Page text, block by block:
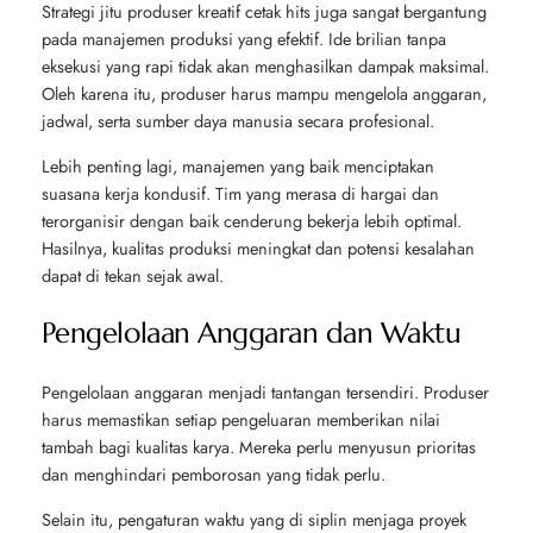
Strategi jitu produser kreatif cetak hits juga sangat bergantung
pada manajemen produksi yang efektif. Ide brilian tanpa
eksekusi yang rapi tidak akan menghasilkan dampak maksimal.
Oleh karena itu, produser harus mampu mengelola anggaran,
jadwal, serta sumber daya manusia secara profesional.
Lebih penting lagi, manajemen yang baik menciptakan
suasana kerja kondusif. Tim yang merasa di hargai dan
terorganisir dengan baik cenderung bekerja lebih optimal.
Hasilnya, kualitas produksi meningkat dan potensi kesalahan
dapat di tekan sejak awal.
Pengelolaan Anggaran dan Waktu
Pengelolaan anggaran menjadi tantangan tersendiri. Produser
harus memastikan setiap pengeluaran memberikan nilai
tambah bagi kualitas karya. Mereka perlu menyusun prioritas
dan menghindari pemborosan yang tidak perlu.
Selain itu, pengaturan waktu yang di siplin menjaga proyek